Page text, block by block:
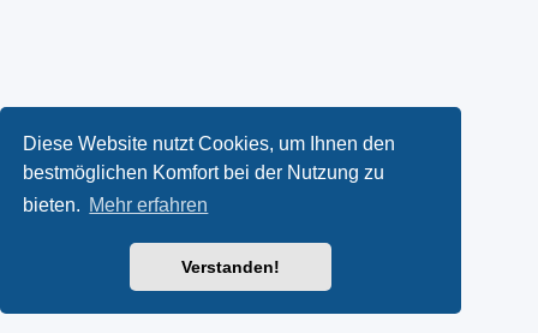
Diese Website nutzt Cookies, um Ihnen den
bestmöglichen Komfort bei der Nutzung zu
bieten. Mehr erfahren
Verstanden!